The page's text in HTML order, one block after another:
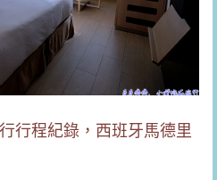
行程紀錄，西班牙馬德里